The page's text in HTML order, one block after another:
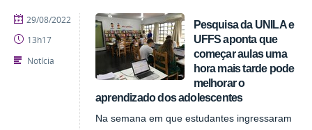
Pesquisa da UNILA e
UFFS aponta que
começar aulas uma
hora mais tarde pode
melhorar o
aprendizado dos adolescentes
Na semana em que estudantes ingressaram
publicado
29/08/2022
13h17
Notícia